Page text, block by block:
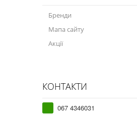
Бренди
Мапа сайту
Акції
КОНТАКТИ
067 4346031